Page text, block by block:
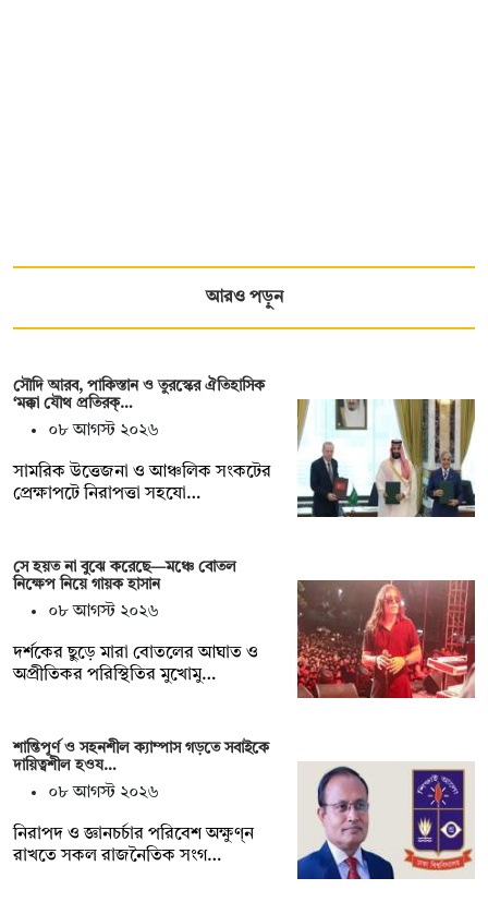
আরও পড়ুন
সৌদি আরব, পাকিস্তান ও তুরস্কের ঐতিহাসিক
‘মক্কা যৌথ প্রতিরক্…
০৮ আগস্ট ২০২৬
সামরিক উত্তেজনা ও আঞ্চলিক সংকটের
প্রেক্ষাপটে নিরাপত্তা সহযো…
সে হয়ত না ‍বুঝে করেছে—মঞ্চে বোতল
নিক্ষেপ নিয়ে গায়ক হাসান
০৮ আগস্ট ২০২৬
দর্শকের ছুড়ে মারা বোতলের আঘাত ও
অপ্রীতিকর পরিস্থিতির মুখোমু…
শান্তিপূর্ণ ও সহনশীল ক্যাম্পাস গড়তে সবাইকে
দায়িত্বশীল হওয…
০৮ আগস্ট ২০২৬
নিরাপদ ও জ্ঞানচর্চার পরিবেশ অক্ষুণ্ন
রাখতে সকল রাজনৈতিক সংগ…